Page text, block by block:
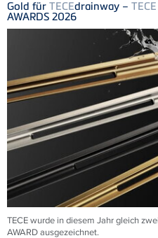
Gold für TECEdrainway – TECE
AWARDS 2026
TECE wurde in diesem Jahr gleich
AWARD ausgezeichnet.